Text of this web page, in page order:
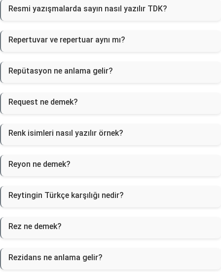
Resmi yazışmalarda sayın nasıl yazılır TDK?
Repertuvar ve repertuar aynı mı?
Repütasyon ne anlama gelir?
Request ne demek?
Renk isimleri nasıl yazılır örnek?
Reyon ne demek?
Reytingin Türkçe karşılığı nedir?
Rez ne demek?
Rezidans ne anlama gelir?